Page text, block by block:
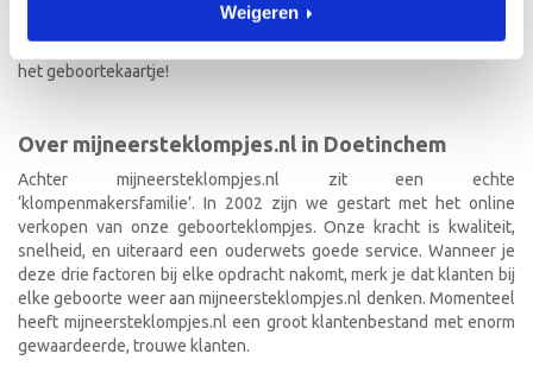
Weigeren
geboorteklompjes bestel je gemakkelijk online. We beschilderen
de geboorteklompjes met de hand en indien gewenst in de stijl van
het geboortekaartje!
Over mijneersteklompjes.nl in Doetinchem
Achter mijneersteklompjes.nl zit een echte
‘klompenmakersfamilie’. In 2002 zijn we gestart met het online
verkopen van onze geboorteklompjes. Onze kracht is kwaliteit,
snelheid, en uiteraard een ouderwets goede service. Wanneer je
deze drie factoren bij elke opdracht nakomt, merk je dat klanten bij
elke geboorte weer aan mijneersteklompjes.nl denken. Momenteel
heeft mijneersteklompjes.nl een groot klantenbestand met enorm
gewaardeerde, trouwe klanten.